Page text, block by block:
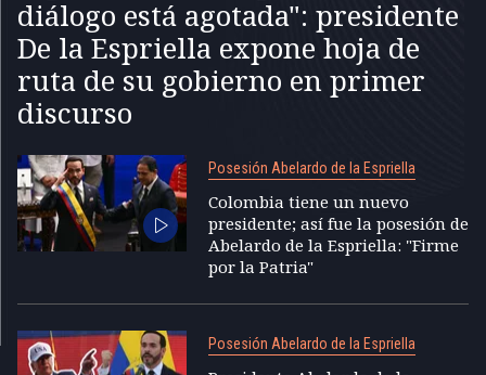
diálogo está agotada": presidente
De la Espriella expone hoja de
ruta de su gobierno en primer
discurso
Posesión Abelardo de la Espriella
Colombia tiene un nuevo
presidente; así fue la posesión de
Abelardo de la Espriella: "Firme
por la Patria"
Posesión Abelardo de la Espriella